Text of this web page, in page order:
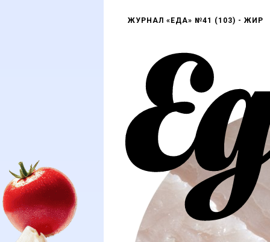
Сберегаем вместе
Гороскопы
ПОПУЛЯРНЫЕ ИНГРЕДИЕНТЫ
ТИП РЕЦЕПТА
Проверено «Едой»
ПОКАЗАТЬ 57232 РЕЦЕПТА
ЖУРНАЛ «ЕДА» №41 (103) - ЖИР